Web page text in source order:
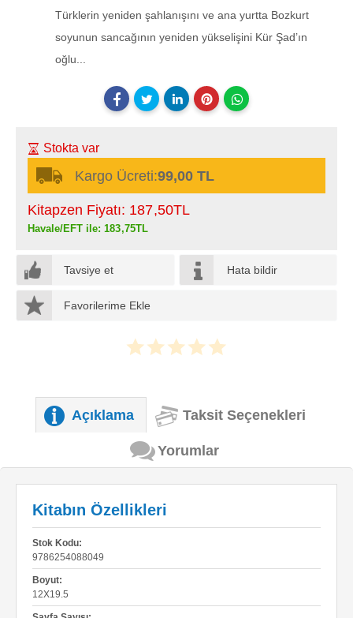
Türklerin yeniden şahlanışını ve ana yurtta Bozkurt
soyunun sancağının yeniden yükselişini Kür Şad’ın
oğlu...
Stokta var
Kargo Ücreti:99,00 TL
Kitapzen Fiyatı: 187,50TL
Havale/EFT ile: 183,75TL
Tavsiye et Hata bildir
Favorilerime Ekle
Açıklama Taksit Seçenekleri
Yorumlar
Kitabın Özellikleri
Stok Kodu:
9786254088049
Boyut:
12X19.5